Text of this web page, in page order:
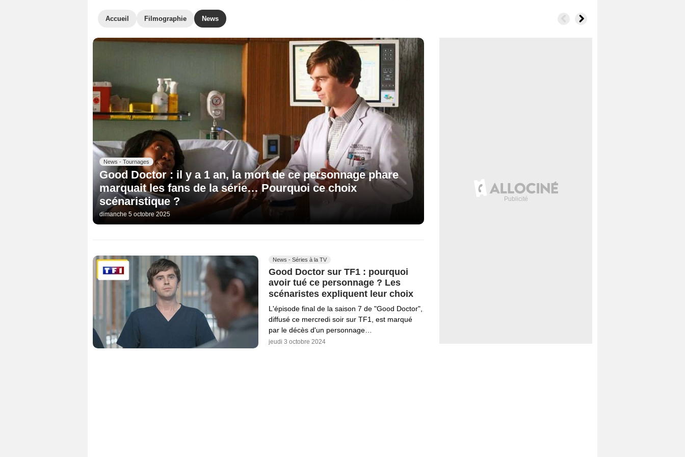
Accueil Filmographie News
News - Tournages
Good Doctor : il y a 1 an, la mort de ce personnage phare
marquait les fans de la série… Pourquoi ce choix
scénaristique ?
dimanche 5 octobre 2025
News - Séries à la TV
Good Doctor sur TF1 : pourquoi
avoir tué ce personnage ? Les
scénaristes expliquent leur choix
L'épisode final de la saison 7 de "Good Doctor",
diffusé ce mercredi soir sur TF1, est marqué
par le décès d'un personnage…
jeudi 3 octobre 2024